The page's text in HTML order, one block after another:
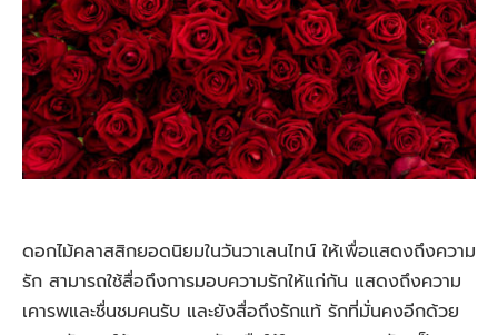
ดอกไม้คลาสสิกยอดนิยมในวันวาเลนไทน์ ให้เพื่อแสดงถึงความ
รัก สามารถใช้สื่อถึงการมอบความรักให้แก่กัน แสดงถึงความ
เคารพและชื่นชมคนรับ และยังสื่อถึงรักแท้ รักที่มั่นคงอีกด้วย